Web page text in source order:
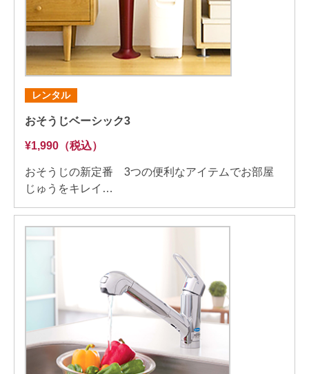
レンタル
おそうじベーシック3
¥1,990（税込）
おそうじの新定番 3つの便利なアイテムでお部屋
じゅうをキレイ…